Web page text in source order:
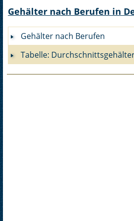
Gehälter nach Berufen in
Gehälter nach Berufen
Tabelle: